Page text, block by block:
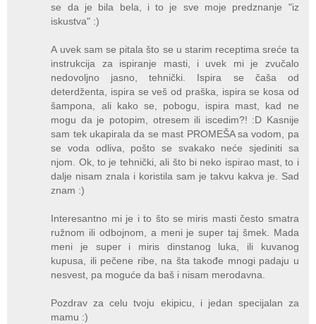
se da je bila bela, i to je sve moje predznanje "iz
iskustva" :)
A uvek sam se pitala što se u starim receptima sreće ta
instrukcija za ispiranje masti, i uvek mi je zvučalo
nedovoljno jasno, tehnički. Ispira se čaša od
deterdženta, ispira se veš od praška, ispira se kosa od
šampona, ali kako se, pobogu, ispira mast, kad ne
mogu da je potopim, otresem ili iscedim?! :D Kasnije
sam tek ukapirala da se mast PROMEŠA sa vodom, pa
se voda odliva, pošto se svakako neće sjediniti sa
njom. Ok, to je tehnički, ali što bi neko ispirao mast, to i
dalje nisam znala i koristila sam je takvu kakva je. Sad
znam :)
Interesantno mi je i to što se miris masti često smatra
ružnom ili odbojnom, a meni je super taj šmek. Mada
meni je super i miris dinstanog luka, ili kuvanog
kupusa, ili pečene ribe, na šta takođe mnogi padaju u
nesvest, pa moguće da baš i nisam merodavna.
Pozdrav za celu tvoju ekipicu, i jedan specijalan za
mamu :)